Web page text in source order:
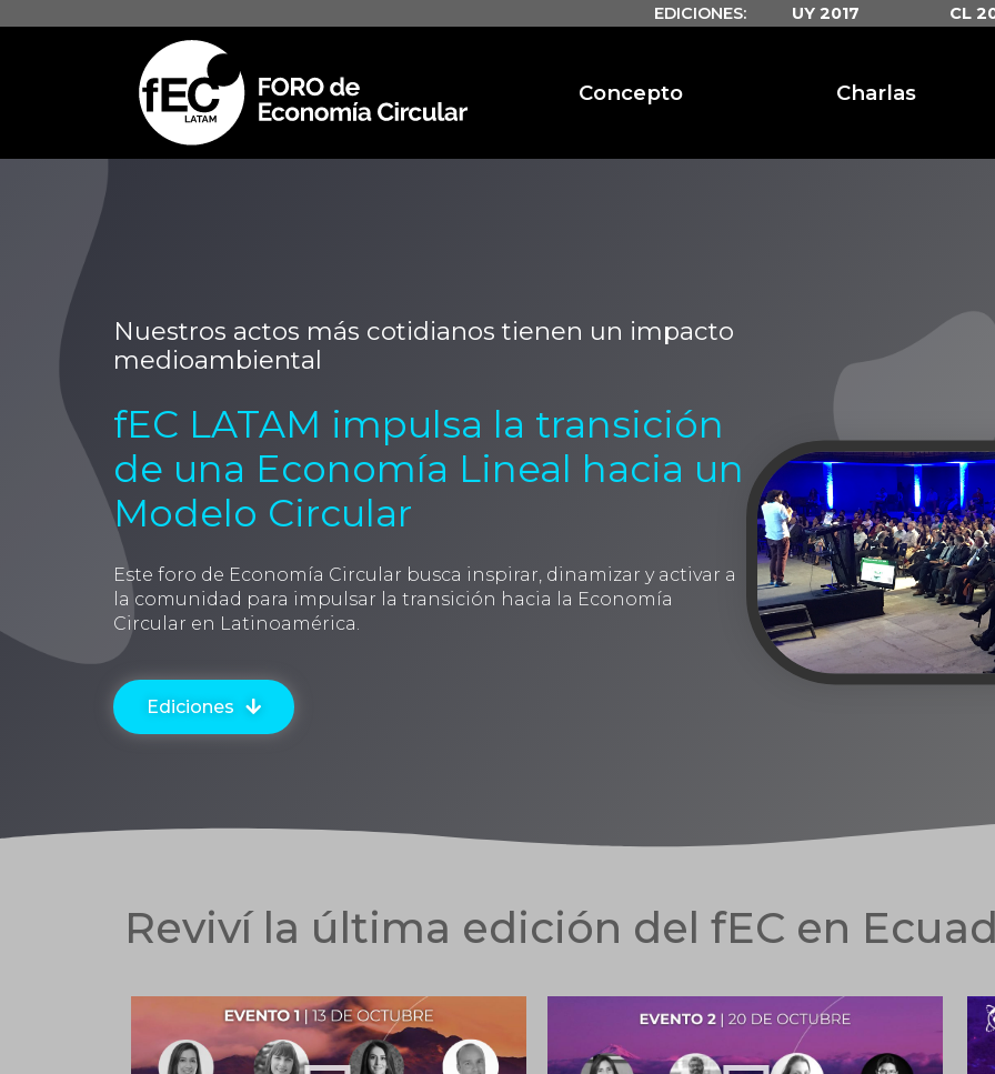
EDICIONES: UY 2017 CL
Concepto Charlas
Nuestros actos más cotidianos tienen un impacto
medioambiental
fEC LATAM impulsa la transición
de una Economía Lineal hacia un
Modelo Circular
Este foro de Economía Circular busca inspirar, dinamizar y activar a
la comunidad para impulsar la transición hacia la Economía
Circular en Latinoamérica.
Ediciones
Reviví la última edición del fEC en